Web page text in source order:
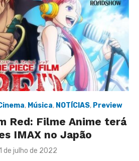
, Música, NOTÍCIAS, Preview
Red: Filme Anime terá
IMAX no Japão
de julho de 2022